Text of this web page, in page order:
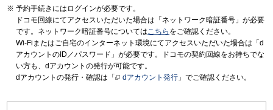
予約手続きにはログインが必要です。
ドコモ回線にてアクセスいただいた場合は「ネットワーク暗証番号」が必要
です。ネットワーク暗証番号についてはこちら をご確認ください。
Wi-Fiまたはご自宅のインターネット環境にてアクセスいただいた場合は「d
アカウントのID／パスワード」が必要です。ドコモの契約回線をお持ちでな
い方も、dアカウントの発行が可能です。
dアカウントの発行・確認は「
dアカウント発行 」でご確認ください。